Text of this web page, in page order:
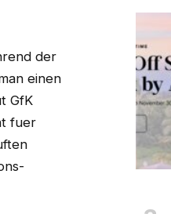
der
einen
GfK
fuer